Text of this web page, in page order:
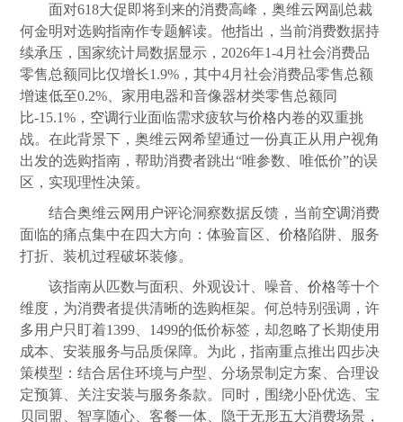
面对618大促即将到来的消费高峰，奥维云网副总裁
何金明对选购指南作专题解读。他指出，当前消费数据持
续承压，国家统计局数据显示，2026年1-4月社会消费品
零售总额同比仅增长1.9%，其中4月社会消费品零售总额
增速低至0.2%、家用电器和音像器材类零售总额同
比-15.1%， 空调行业面临需求疲软与价格内卷的双重挑
战。在此背景下，奥维云网希望通过一份真正从用户视角
出发的选购指南，帮助消费者跳出“唯参数、唯低价”的误
区，实现理性决策。
结合奥维云网用户评论洞察数据反馈，当前空调消费
面临的痛点集中在四大方向：体验盲区、价格陷阱、服务
打折、装机过程破坏装修。
该指南从匹数与面积、外观设计、噪音、价格等十个
维度，为消费者提供清晰的选购框架。何总特别强调，许
多用户只盯着1399、1499的低价标签，却忽略了长期使用
成本、安装服务与品质保障。为此，指南重点推出四步决
策模型：结合居住环境与户型、分场景制定方案、合理设
定预算、关注安装与服务条款。同时，围绕小卧优选、宝
贝同盟、智享随心、客餐一体、隐于无形五大消费场景，